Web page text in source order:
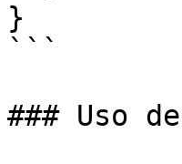
}
```
### Uso